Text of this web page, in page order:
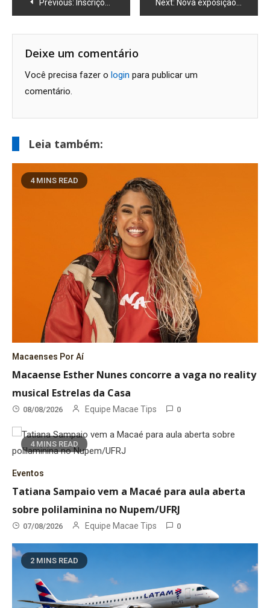
de
Post
Previous: Inscrições abertas para a Corrida Nacional do SESI em Macaé Next: Nova exposição de arte em Macaé destaca o protagonismo feminino na Galeria Hindemburgo Olive
Deixe um comentário
Você precisa fazer o login para publicar um
comentário.
Leia também:
4 MINS READ
Macaenses Por Aí
Macaense Esther Nunes concorre a vaga no reality
musical Estrelas da Casa
08/08/2026 Equipe Macae Tips 0
4 MINS READ
Eventos
Tatiana Sampaio vem a Macaé para aula aberta
sobre polilaminina no Nupem/UFRJ
07/08/2026 Equipe Macae Tips 0
2 MINS READ